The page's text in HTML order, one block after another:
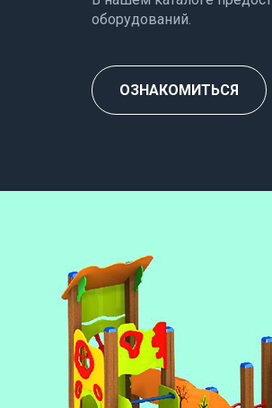
оборудований.
ОЗНАКОМИТЬСЯ